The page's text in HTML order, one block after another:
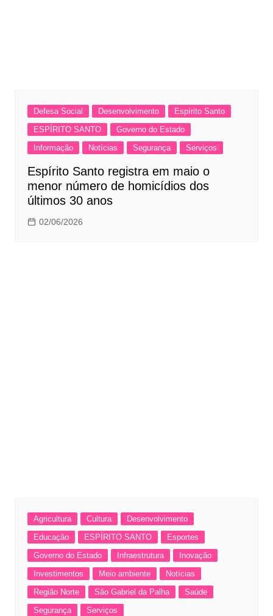
Defesa Social Desenvolvimento
Espírito Santo
ESPÍRITO SANTO
Governo do Estado
Informação
Notícias Segurança Serviços
Espírito Santo registra em maio o
menor número de homicídios dos
últimos 30 anos
02/06/2026
Agricultura Cultura
Desenvolvimento
Educação
ESPÍRITO SANTO
Esportes
Governo do Estado
Infraestrutura
Inovação
Investimentos
Meio ambiente
Notícias
Região Norte
São Gabriel da Palha
Saúde
Segurança
Serviços